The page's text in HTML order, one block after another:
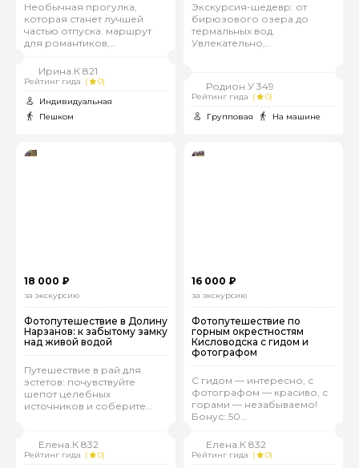
Необычная прогулка,
которая станет лучшей
частью отпуска: маршрут
для романтиков,
эмоции
Ирина.К 821
Рейтинг гида (
0)
Индивидуальная
Пешком
Экскурсия-шедевр: от
бирюзового озера до
термальных вод.
Увлекательно,
Родион.У 349
Рейтинг гида (
0)
Групповая
На машине
18 000 ₽
за экскурсию
Фотопутешествие в Долину
Нарзанов: к забытому замку
над живой водой
Путешествие в рай для
эстетов: почувствуйте
шепот целебных
источников и соберите
Елена.К 832
Рейтинг гида (
0)
16 000 ₽
за экскурсию
Фотопутешествие по
горным окрестностям
Кисловодска с гидом и
фотографом
С гидом — интересно, с
фотографом — красиво, с
горами — незабываемо!
Бонус: 50
Елена.К 832
Рейтинг гида (
0)